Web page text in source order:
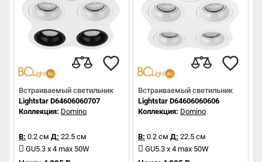
Встраиваемый светильник
Lightstar D64606060707
Коллекция: Domino
В: 0.2 см Д: 22.5 см
GU5.3 x 4 max 50W
Встраиваемый светильник
Lightstar D64606060606
Коллекция: Domino
В: 0.2 см Д: 22.5 см
GU5.3 x 4 max 50W